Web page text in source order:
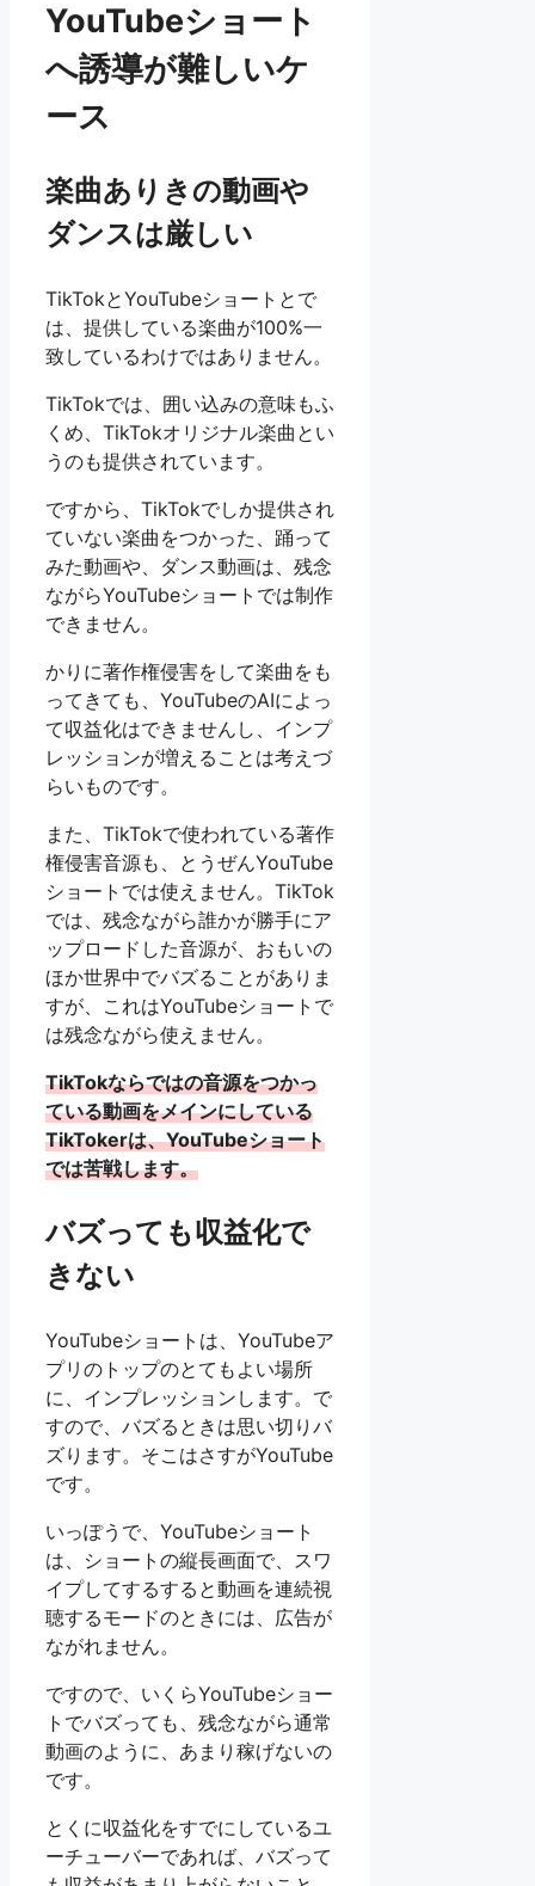
YouTubeショート
へ誘導が難しいケ
ース
楽曲ありきの動画や
ダンスは厳しい
TikTokとYouTubeショートとで
は、提供している楽曲が100%一
致しているわけではありません。
TikTokでは、囲い込みの意味もふ
くめ、TikTokオリジナル楽曲とい
うのも提供されています。
ですから、TikTokでしか提供され
ていない楽曲をつかった、踊って
みた動画や、ダンス動画は、残念
ながらYouTubeショートでは制作
できません。
かりに著作権侵害をして楽曲をも
ってきても、YouTubeのAIによっ
て収益化はできませんし、インプ
レッションが増えることは考えづ
らいものです。
また、TikTokで使われている著作
権侵害音源も、とうぜんYouTube
ショートでは使えません。TikTok
では、残念ながら誰かが勝手にア
ップロードした音源が、おもいの
ほか世界中でバズることがありま
すが、これはYouTubeショートで
は残念ながら使えません。
TikTokならではの音源をつかっ
ている動画をメインにしている
TikTokerは、YouTubeショート
では苦戦します。
バズっても収益化で
きない
YouTubeショートは、YouTubeア
プリのトップのとてもよい場所
に、インプレッションします。で
すので、バズるときは思い切りバ
ズります。そこはさすがYouTube
です。
いっぽうで、YouTubeショート
は、ショートの縦長画面で、スワ
イプしてするすると動画を連続視
聴するモードのときには、広告が
ながれません。
ですので、いくらYouTubeショー
トでバズっても、残念ながら通常
動画のように、あまり稼げないの
です。
とくに収益化をすでにしているユ
ーチューバーであれば、バズって